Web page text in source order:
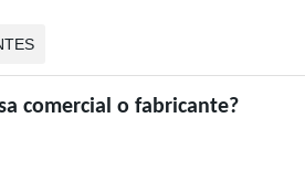
comercial o fabricante?